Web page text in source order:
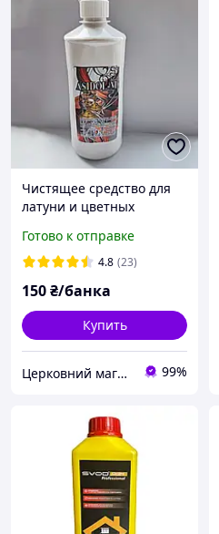
Чистящее средство для
латуни и цветных
грамм)
Готово к отправке
4.8 (23)
150₴/банка
Купить
Церковний магазин "Трикірій" 99%